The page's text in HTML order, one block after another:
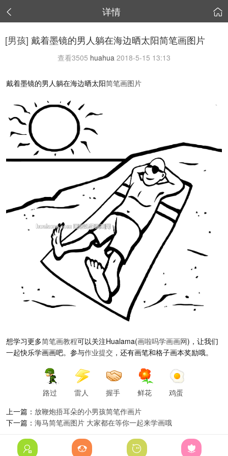
 详情 
[男孩] 戴着墨镜的男人躺在海边晒太阳简笔画图片
查看3505 huahua 2018-5-15 13:13
戴着墨镜的男人躺在海边晒太阳简笔画图片
想学习更多简笔画教程可以关注Hualama(画啦吗学画画网)，让我们
一起快乐学画画吧。参与作业提交 ，还有画笔和格子画本奖励哦。
路过 雷人 握手 鲜花
鸡蛋
上一篇： 放鞭炮捂耳朵的小男孩简笔作画片
下一篇： 海马简笔画图片 大家都在等你一起来学画哦